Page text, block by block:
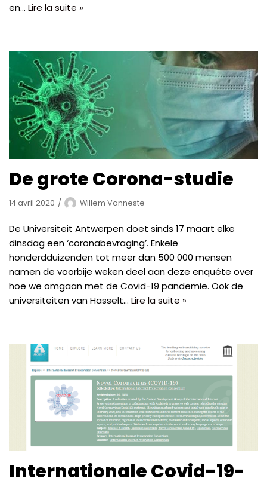
en… Lire la suite »
De grote Corona-studie
14 avril 2020 Willem Vanneste
De Universiteit Antwerpen doet sinds 17 maart elke
dinsdag een ‘coronabevraging’. Enkele
honderdduizenden tot meer dan 500 000 mensen
namen de voorbije weken deel aan deze enquête over
hoe we omgaan met de Covid-19 pandemie. Ook de
universiteiten van Hasselt… Lire la suite »
Internationale Covid-19-